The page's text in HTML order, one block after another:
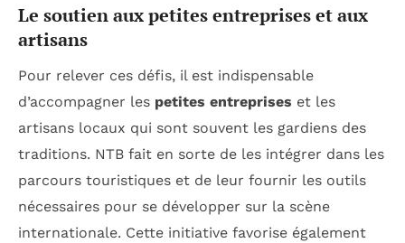
Le soutien aux petites entreprises et aux
artisans
Pour relever ces défis, il est indispensable
d’accompagner les petites entreprises et les
artisans locaux qui sont souvent les gardiens des
traditions. NTB fait en sorte de les intégrer dans les
parcours touristiques et de leur fournir les outils
nécessaires pour se développer sur la scène
internationale. Cette initiative favorise également